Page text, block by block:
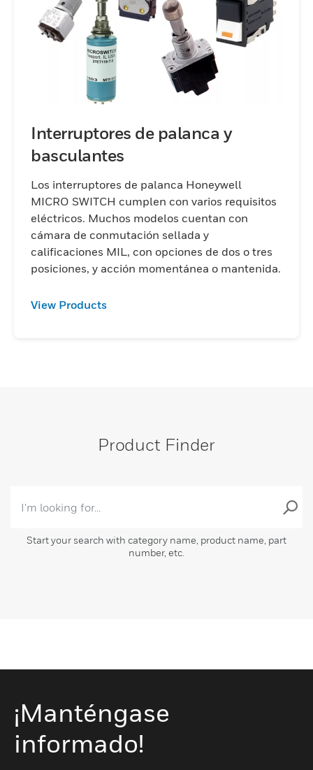
Interruptores de palanca y
basculantes
Los interruptores de palanca Honeywell
MICRO SWITCH cumplen con varios requisitos
eléctricos. Muchos modelos cuentan con
cámara de conmutación sellada y
calificaciones MIL, con opciones de dos o tres
posiciones, y acción momentánea o mantenida.
View Products
Product Finder
Start your search with category name, product name, part
number, etc.
¡Manténgase
informado!